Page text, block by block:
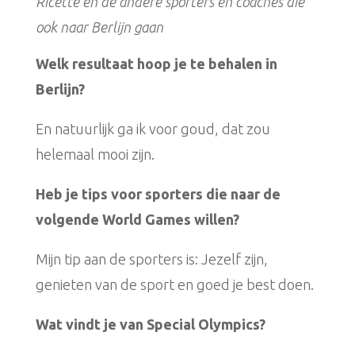
ook naar Berlijn gaan
Welk resultaat hoop je te behalen in
Berlijn?
En natuurlijk ga ik voor goud, dat zou
helemaal mooi zijn.
Heb je tips voor sporters die naar de
volgende World Games willen?
Mijn tip aan de sporters is: Jezelf zijn,
genieten van de sport en goed je best doen.
Wat vindt je van Special Olympics?